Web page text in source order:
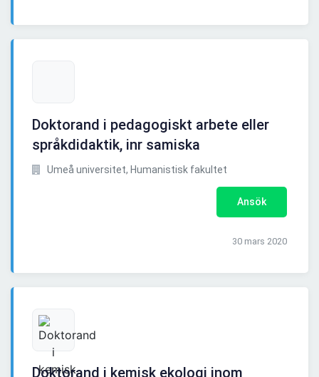
Doktorand i pedagogiskt arbete eller
språkdidaktik, inr samiska
Umeå universitet, Humanistisk fakultet
Ansök
30 mars 2020
Doktorand i kemisk ekologi inom